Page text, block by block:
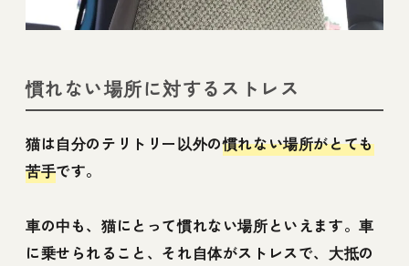
慣れない場所に対するストレス
猫は自分のテリトリー以外の慣れない場所がとても
苦手です。
車の中も、猫にとって慣れない場所といえます。車
に乗せられること、それ自体がストレスで、大抵の